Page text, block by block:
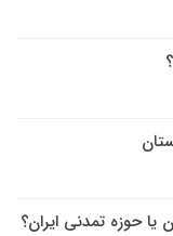
یا حوزه تمدنی ايران؟